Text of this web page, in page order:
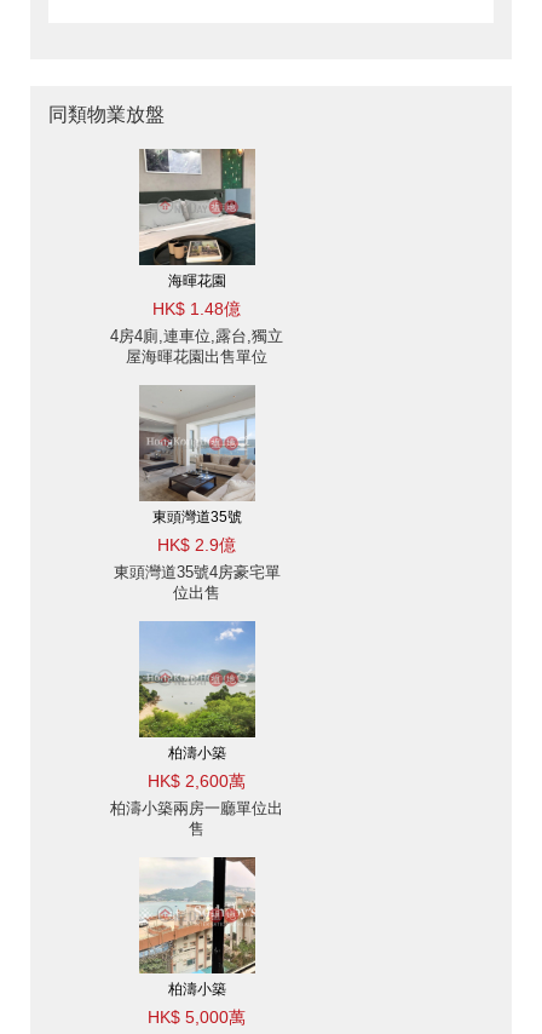
同類物業放盤
海暉花園
HK$ 1.48億
4房4廁,連車位,露台,獨立
屋海暉花園出售單位
東頭灣道35號
HK$ 2.9億
東頭灣道35號4房豪宅單
位出售
柏濤小築
HK$ 2,600萬
柏濤小築兩房一廳單位出
售
柏濤小築
HK$ 5,000萬